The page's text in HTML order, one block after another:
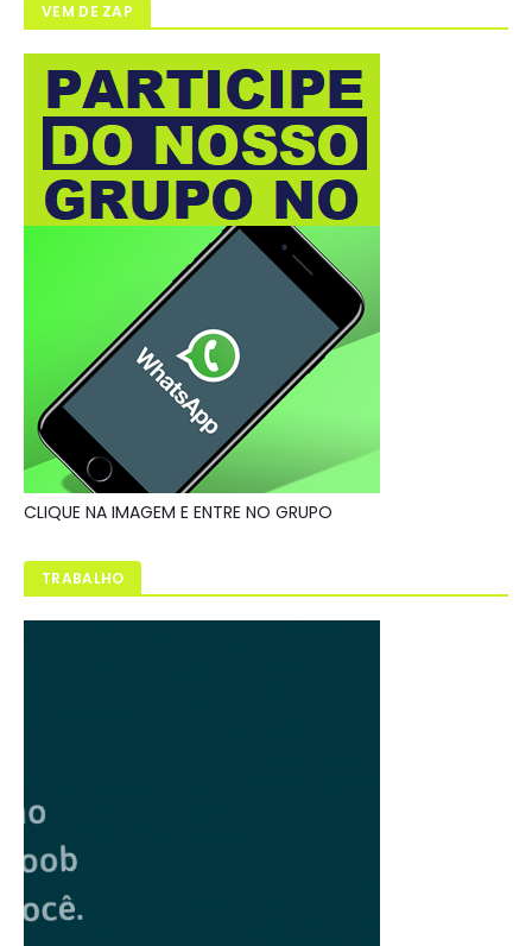
VEM DE ZAP
CLIQUE NA IMAGEM E ENTRE NO GRUPO
TRABALHO